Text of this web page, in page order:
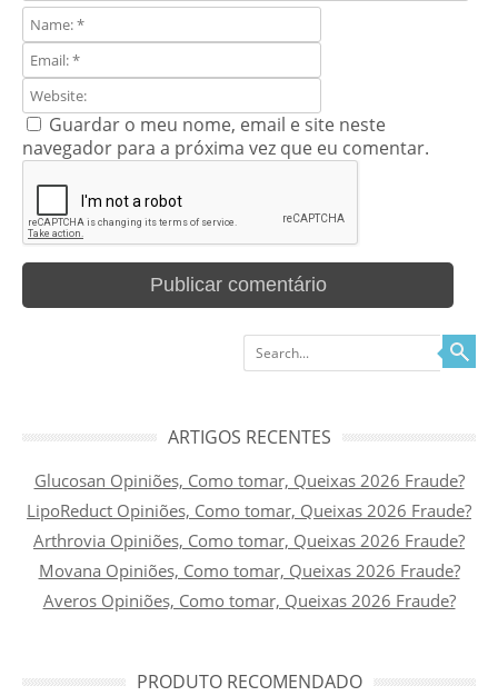
Guardar o meu nome, email e site neste
navegador para a próxima vez que eu comentar.
Search
ARTIGOS RECENTES
Glucosan Opiniões, Como tomar, Queixas 2026 Fraude?
LipoReduct Opiniões, Como tomar, Queixas 2026 Fraude?
Arthrovia Opiniões, Como tomar, Queixas 2026 Fraude?
Movana Opiniões, Como tomar, Queixas 2026 Fraude?
Averos Opiniões, Como tomar, Queixas 2026 Fraude?
PRODUTO RECOMENDADO